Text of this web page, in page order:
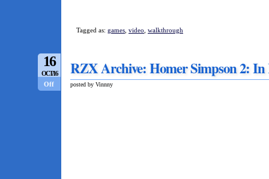
Tagged as: games video walkthrough
16
OCT/16
Off
RZX Archive: Homer Simpson 2: In
posted by Vinnny